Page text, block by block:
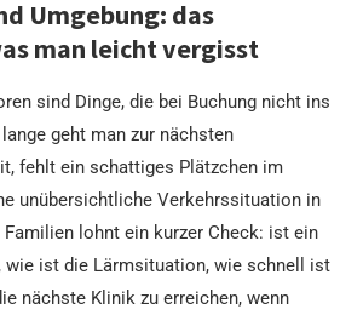
Umgebung: das
man leicht vergisst
sind Dinge, die bei Buchung nicht ins
geht man zur nächsten
fehlt ein schattiges Plätzchen im
unübersichtliche Verkehrssituation in
Familien lohnt ein kurzer Check: ist ein
wie ist die Lärmsituation, wie schnell ist
nächste Klinik zu erreichen, wenn